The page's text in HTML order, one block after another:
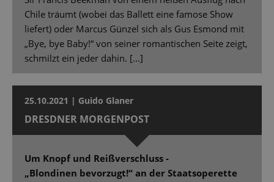
Chile träumt (wobei das Ballett eine famose Show
liefert) oder Marcus Günzel sich als Gus Esmond mit
„Bye, bye Baby!“ von seiner romantischen Seite zeigt,
schmilzt ein jeder dahin. […]
25.10.2021 | Guido Glaner
DRESDNER MORGENPOST
Um Knopf und Reißverschluss -
„Blondinen bevorzugt!“ an der Staatsoperette